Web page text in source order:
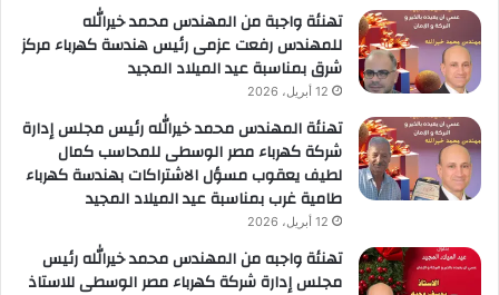
تهنئة واجبة من المهندس محمد خيرالله
للمهندس رفعت عزمى رئيس هندسة كهرباء مركز
شرق بمناسبة عيد الميلاد المجيد
12 أبريل، 2026
تهنئة المهندس محمد خيرالله رئيس مجلس إدارة
شركة كهرباء مصر الوسطى للمحاسب كمال
لطيف يعقوب مسؤل الاشتراكات بهندسة كهرباء
طامية غرب بمناسبة عيد الميلاد المجيد
12 أبريل، 2026
تهنئة واجبه من المهندس محمد خيرالله رئيس
مجلس إدارة شركة كهرباء مصر الوسطى للاستاذ